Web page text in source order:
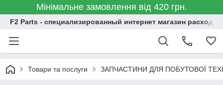
Мінімальне замовлення від 420 грн.
F2 Parts - специализированный интернет магазин
Товари та послуги ЗАПЧАСТИНИ ДЛЯ ПОБУТОВОЇ